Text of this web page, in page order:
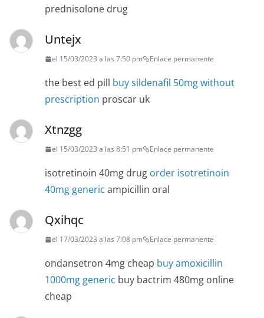
prednisolone drug
Untejx
el 15/03/2023 a las 7:50 pm Enlace permanente
the best ed pill buy sildenafil 50mg without
prescription proscar uk
Xtnzgg
el 15/03/2023 a las 8:51 pm Enlace permanente
isotretinoin 40mg drug order isotretinoin
40mg generic ampicillin oral
Qxihqc
el 17/03/2023 a las 7:08 pm Enlace permanente
ondansetron 4mg cheap buy amoxicillin
1000mg generic buy bactrim 480mg online
cheap